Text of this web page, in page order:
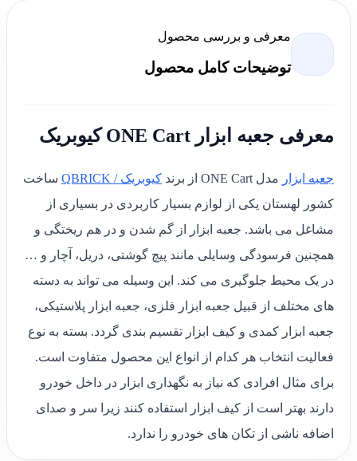
معرفی و بررسی محصول
توضیحات کامل محصول
معرفی جعبه ابزار ONE Cart کیوبریک
جعبه ابزار مدل ONE Cart از برند کیوبریک / QBRICK
ساخت
کشور لهستان یکی از لوازم بسیار کاربردی در بسیاری از
مشاغل می باشد. جعبه ابزار از گم شدن و در هم ریختگی و
همچنین فرسودگی وسایلی مانند پیچ گوشتی، دریل، آچار و …
در یک محیط جلوگیری می کند. این وسیله می تواند به دسته
های مختلف از قبیل جعبه ابزار فلزی، جعبه ابزار پلاستیکی،
جعبه ابزار کمدی و کیف ابزار تقسیم بندی گردد. بسته به نوع
فعالیت انتخاب هر کدام از انواع این محصول متفاوت است.
برای مثال افرادی که نیاز به نگهداری ابزار در داخل خودرو
دارند بهتر است از کیف ابزار استفاده کنند زیرا سر و صدای
اضافه ناشی از تکان های خودرو را ندارد.